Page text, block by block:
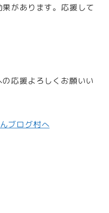
があります。応援して
の応援よろしくお願いい